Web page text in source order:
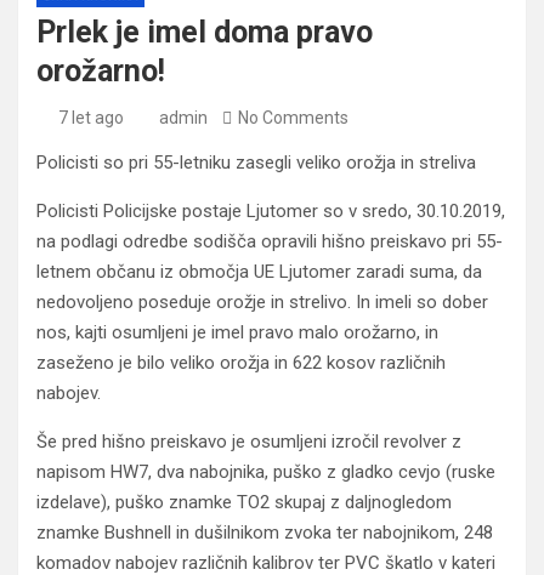
Prlek je imel doma pravo
orožarno!
7 let ago admin No Comments
Policisti so pri 55-letniku zasegli veliko orožja in streliva
Policisti Policijske postaje Ljutomer so v sredo, 30.10.2019,
na podlagi odredbe sodišča opravili hišno preiskavo pri 55-
letnem občanu iz območja UE Ljutomer zaradi suma, da
nedovoljeno poseduje orožje in strelivo. In imeli so dober
nos, kajti osumljeni je imel pravo malo orožarno, in
zaseženo je bilo veliko orožja in 622 kosov različnih
nabojev.
Še pred hišno preiskavo je osumljeni izročil revolver z
napisom HW7, dva nabojnika, puško z gladko cevjo (ruske
izdelave), puško znamke TO2 skupaj z daljnogledom
znamke Bushnell in dušilnikom zvoka ter nabojnikom, 248
komadov nabojev različnih kalibrov ter PVC škatlo v kateri